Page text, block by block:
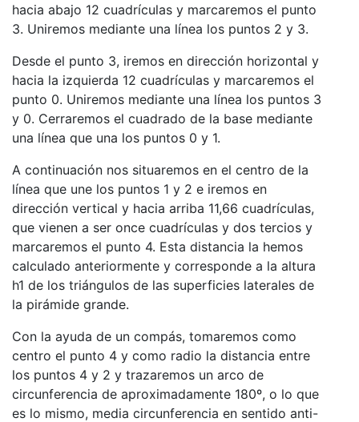
hacia abajo 12 cuadrículas y marcaremos el punto
3. Uniremos mediante una línea los puntos 2 y 3.
Desde el punto 3, iremos en dirección horizontal y
hacia la izquierda 12 cuadrículas y marcaremos el
punto 0. Uniremos mediante una línea los puntos 3
y 0. Cerraremos el cuadrado de la base mediante
una línea que una los puntos 0 y 1.
A continuación nos situaremos en el centro de la
línea que une los puntos 1 y 2 e iremos en
dirección vertical y hacia arriba 11,66 cuadrículas,
que vienen a ser once cuadrículas y dos tercios y
marcaremos el punto 4. Esta distancia la hemos
calculado anteriormente y corresponde a la altura
h1 de los triángulos de las superficies laterales de
la pirámide grande.
Con la ayuda de un compás, tomaremos como
centro el punto 4 y como radio la distancia entre
los puntos 4 y 2 y trazaremos un arco de
circunferencia de aproximadamente 180º, o lo que
es lo mismo, media circunferencia en sentido anti-